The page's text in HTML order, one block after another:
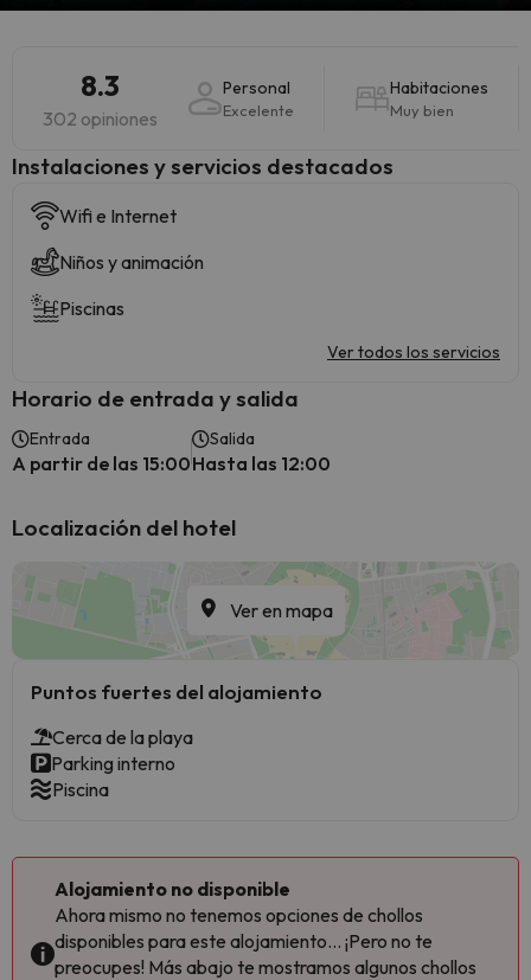
8.3
302 opiniones
Personal
Excelente
Habitaciones
Muy bien
Instalaciones y servicios destacados
Wifi e Internet
Niños y animación
Piscinas
Ver todos los servicios
Horario de entrada y salida
Entrada
A partir de las 15:00
Salida
Hasta las 12:00
Localización del hotel
Ver en mapa
Puntos fuertes del alojamiento
Cerca de la playa
Parking interno
Piscina
Alojamiento no disponible
Ahora mismo no tenemos opciones de chollos
disponibles para este alojamiento... ¡Pero no te
preocupes! Más abajo te mostramos algunos chollos